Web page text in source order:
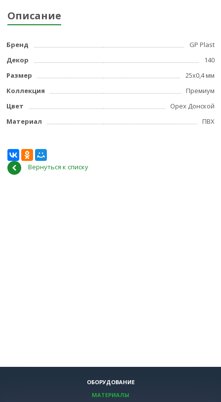
Описание
Бренд
GP Plast
Декор
140
Размер
25x0,4 мм
Коллекция
Премиум
Цвет
Орех Донской
Материал
ПВХ
Вернуться к списку
ОБОРУДОВАНИЕ
МАТЕРИАЛЫ